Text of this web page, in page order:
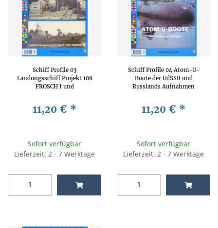
Schiff Profile 03
Landungsschiff Projekt 108
FROSCH I und
11,20 € *
Sofort verfügbar
Lieferzeit: 2 - 7 Werktage
Schiff Profile 04 Atom-U-
Boote der UdSSR und
Russlands Aufnahmen
11,20 € *
Sofort verfügbar
Lieferzeit: 2 - 7 Werktage